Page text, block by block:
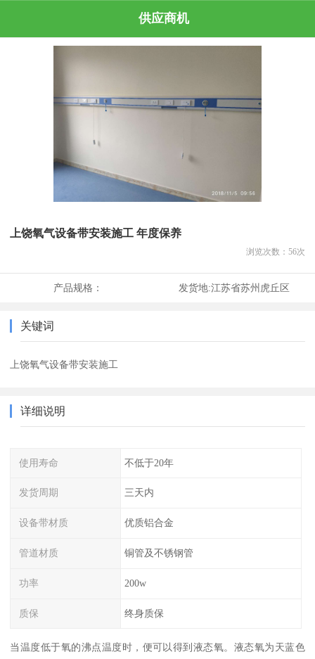
供应商机
上饶氧气设备带安装施工 年度保养
浏览次数： 56次
产品规格： 发货地:江苏省苏州虎丘区
关键词
上饶氧气设备带安装施工
详细说明
使用寿命 不低于20年
发货周期 三天内
设备带材质 优质铝合金
管道材质 铜管及不锈钢管
功率 200w
质保 终身质保
当温度低于氧的沸点温度时，便可以得到液态氧。液态氧为天蓝色